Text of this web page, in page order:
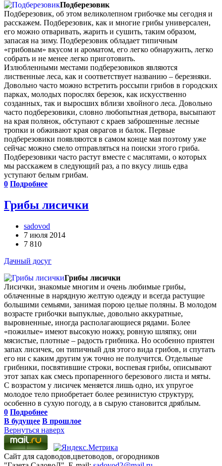
Подберезовик
Подберезовик, об этом великолепном грибочке мы сегодня и
расскажем. Подберезовик, как и многие грибы универсален,
его можно отваривать, жарить и сушить, таким образом,
запасая на зиму. Подберезовик обладает типичным
«грибовым» вкусом и ароматом, его легко обнаружить, легко
собрать и не менее легко приготовить.
Излюбленными местами подберезовиков являются
лиственные леса, как и соответствует названию – березняки.
Довольно часто можно встретить россыпи грибов в городских
парках, молодых порослях березок, как искусственно
созданных, так и выросших вблизи хвойного леса. Довольно
часто подберезовики, словно любопытная детвора, высыпают
на края полянок, обступают с краев заброшенные лесные
тропки и обживают края оврагов и балок. Первые
подберезовики появляются в самом конце мая поэтому уже
сейчас можно смело отправляться на поиски этого гриба.
Подберезовики часто растут вместе с маслятами, о которых
мы расскажем в следующий раз, а по вкусу лишь едва
уступают белым грибам.
0 Подробнее
Грибы лисички
sadovod
7 июля 2014
7 810
Дачный досуг
Грибы лисички
Лисички, знакомые многим и очень любимые грибы,
облаченные в нарядную желтую одежду и всегда растущие
большими семьями, занимая порою целые поляны. В молодом
возрасте грибочки выпуклые, довольно аккуратные,
выровненные, иногда располагающиеся рядами. Более
«пожилые» имеют высокую ножку, ровную шляпку, они
мясистые, плотные – радость грибника. Но особенно приятен
запах лисичек, он типичный для этого вида грибов, и спутать
его ни с каким другим уж точно не получится. Отдельные
грибники, посвятившие строки, воспевая грибы, описывают
этот запах как смесь пропаренного березового листа и мяты.
С возрастом у лисичек меняется лишь одно, их упругое
молодое тело приобретает более резинистую структуру,
особенно в сухую погоду, а в сырую становится дряблым.
0 Подробнее
В будущее В прошлое
Вернуться наверх
Сайт для садоводов,цветоводов, огородников